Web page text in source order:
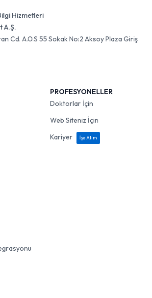
Hizmetleri
A.Ş.
Cd. A.O.S 55 Sokak No:2 Aksoy Plaza Giriş
PROFESYONELLER
Doktorlar İçin
Web Siteniz İçin
Kariyer
İşe Alım